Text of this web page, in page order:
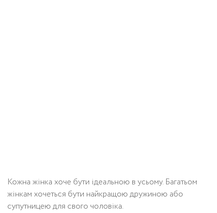
Кожна жінка хоче бути ідеальною в усьому. Багатьом
жінкам хочеться бути найкращою дружиною або
супутницею для свого чоловіка.